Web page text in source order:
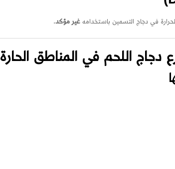
غير مؤكد.
دجاج اللحم في المناطق الحارة